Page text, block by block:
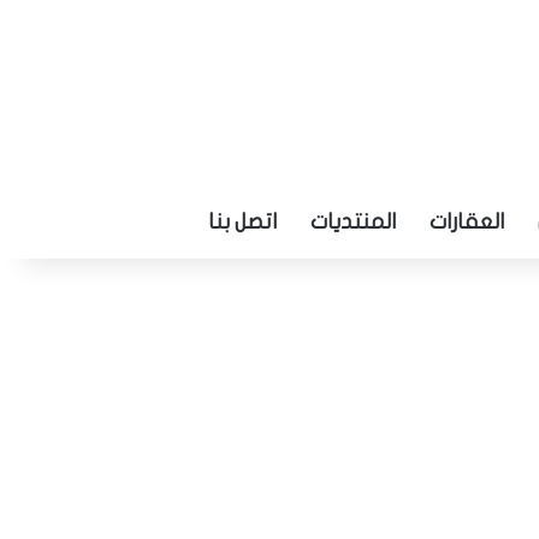
العقارات المنتديات اتصل بنا